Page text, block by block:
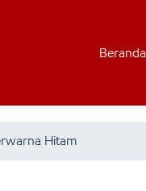
Beranda
Hitam